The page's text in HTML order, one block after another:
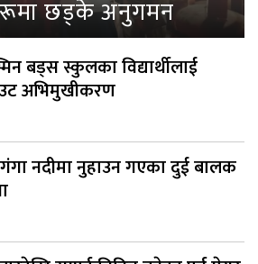
छड्के अनुगमन
बड्स स्कुलका विद्यार्थीलाई
अभिमुखीकरण
नदीमा नुहाउन गएका दुई बालक